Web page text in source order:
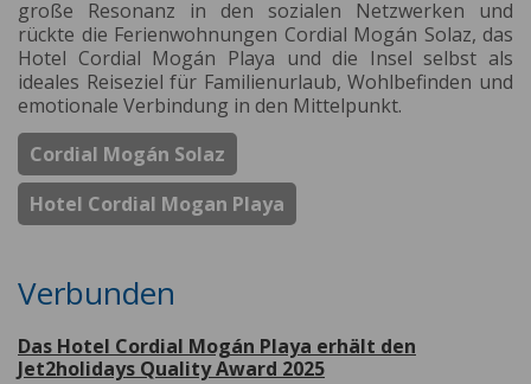
große Resonanz in den sozialen Netzwerken und
rückte die Ferienwohnungen Cordial Mogán Solaz, das
Hotel Cordial Mogán Playa und die Insel selbst als
ideales Reiseziel für Familienurlaub, Wohlbefinden und
emotionale Verbindung in den Mittelpunkt.
Cordial Mogán Solaz
Hotel Cordial Mogan Playa
Verbunden
Das Hotel Cordial Mogán Playa erhält den
Jet2holidays Quality Award 2025